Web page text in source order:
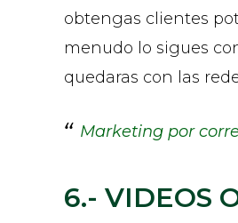
obtengas clientes
menudo lo sigues
quedaras con las
Marketing por
6.- VIDEOS